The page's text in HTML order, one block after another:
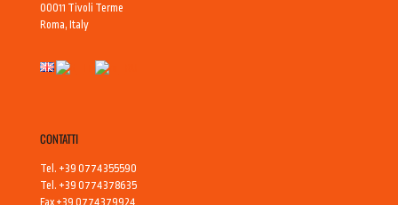
00011 Tivoli Terme
Roma, Italy
CONTATTI
Tel. +39 0774355590
Tel. +39 0774378635
Fax +39 0774379924